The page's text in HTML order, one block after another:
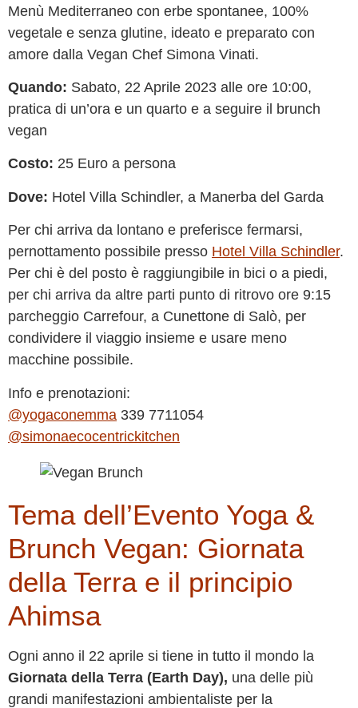
Menù Mediterraneo con erbe spontanee, 100%
vegetale e senza glutine, ideato e preparato con
amore dalla Vegan Chef Simona Vinati.
Quando: Sabato, 22 Aprile 2023 alle ore 10:00,
pratica di un’ora e un quarto e a seguire il brunch
vegan
Costo: 25 Euro a persona
Dove: Hotel Villa Schindler, a Manerba del Garda
Per chi arriva da lontano e preferisce fermarsi,
pernottamento possibile presso Hotel Villa Schindler.
Per chi è del posto è raggiungibile in bici o a piedi,
per chi arriva da altre parti punto di ritrovo ore 9:15
parcheggio Carrefour, a Cunettone di Salò, per
condividere il viaggio insieme e usare meno
macchine possibile.
Info e prenotazioni:
@yogaconemma 339 7711054
@simonaecocentrickitchen
Tema dell’Evento Yoga &
Brunch Vegan: Giornata
della Terra e il principio
Ahimsa
Ogni anno il 22 aprile si tiene in tutto il mondo la
Giornata della Terra (Earth Day), una delle più
grandi manifestazioni ambientaliste per la